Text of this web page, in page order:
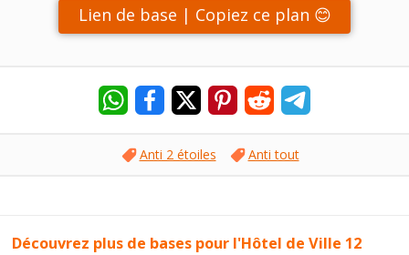
Lien de base | Copiez ce plan 😊
Anti 2 étoiles Anti tout
Découvrez plus de bases pour l'Hôtel de Ville 12